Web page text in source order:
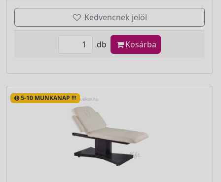
Kedvencnek jelöl
db Kosárba
5-10 MUNKANAP !!!